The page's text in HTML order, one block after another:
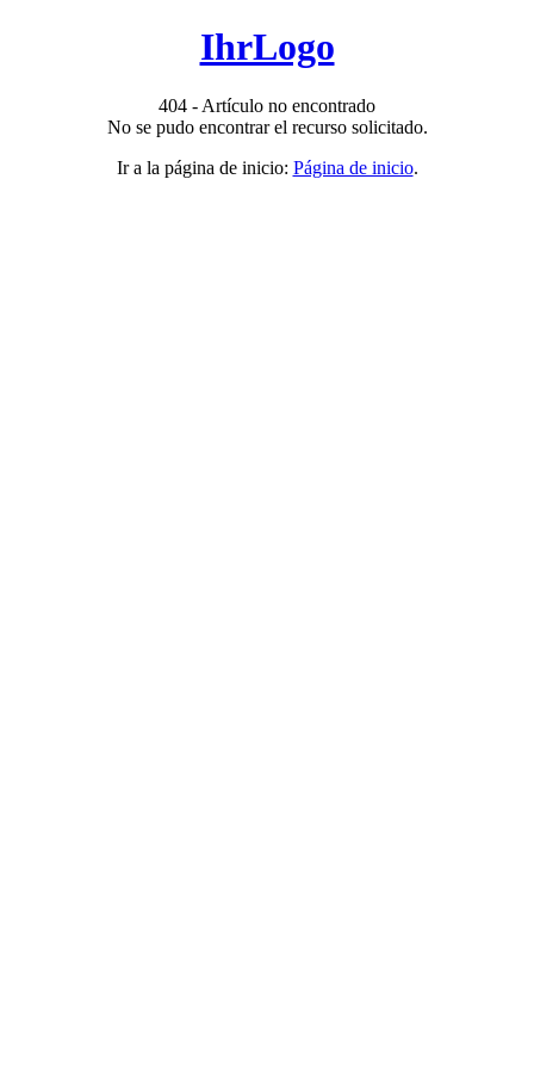
IhrLogo
404 - Artículo no encontrado
No se pudo encontrar el recurso solicitado.
Ir a la página de inicio: Página de inicio.